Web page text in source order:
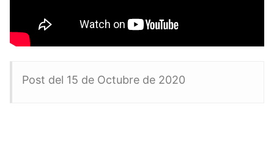
Post del 15 de Octubre de 2020